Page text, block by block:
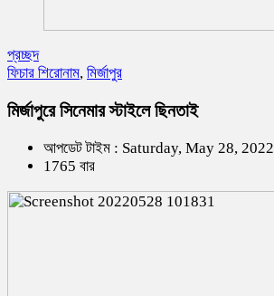
প্রচ্ছদ
ফিচার শিরোনাম, মির্জাপুর
মির্জাপুরে সিনেমার স্টাইলে ছিনতাই
আপডেট টাইম : Saturday, May 28, 2022
1765 বার